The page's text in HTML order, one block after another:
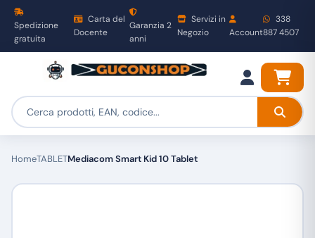
Spedizione
gratuita
Carta del
Docente
Garanzia 2
anni
Servizi in
Negozio
Account
338
887 4507
HomeTABLETMediacom Smart Kid 10 Tablet